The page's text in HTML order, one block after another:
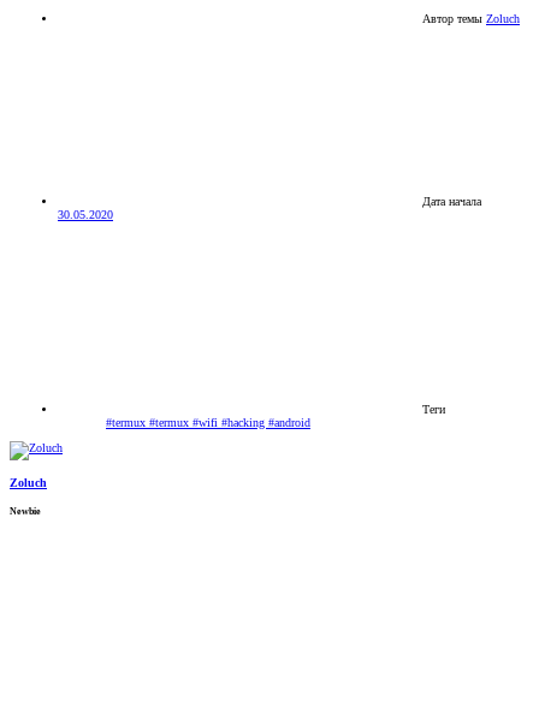
Автор темы Zoluch
Дата начала
30.05.2020
Теги
#termux #termux #wifi #hacking #android
Zoluch
Newbie